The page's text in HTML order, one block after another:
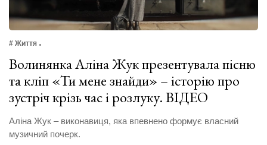
# Життя
Волинянка Аліна Жук презентувала пісню
та кліп «Ти мене знайди» – історію про
зустріч крізь час і розлуку. ВІДЕО
Аліна Жук – виконавиця, яка впевнено формує власний
музичний почерк.